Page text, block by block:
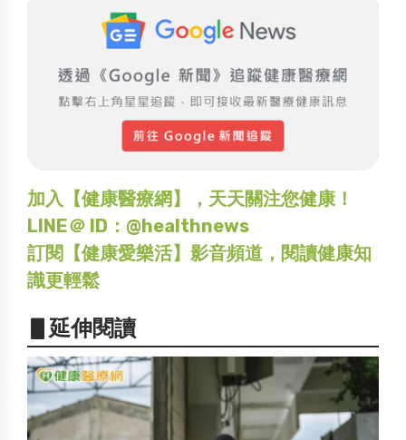
加入【健康醫療網】，天天關注您健康！
LINE＠ ID：@healthnews
訂閱【健康愛樂活】影音頻道，閱讀健康知
識更輕鬆
▋延伸閱讀